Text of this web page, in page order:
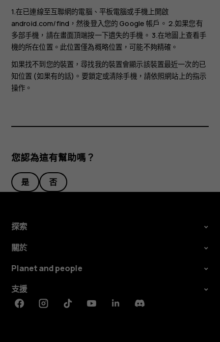
1.在已連線至互聯網的電腦、平板電腦或手機上開啟
android.com/find，然後登入您的 Google 帳戶。 2.如果您有
多部手機，請在畫面頂端按一下遺失的手機。 3.在地圖上查看手
機的所在位置。此位置僅為概略位置，可能不夠精確。
如果找不到您的裝置，尋找我的裝置會顯示該裝置最近一次的已
知位置 (如果有的話)。要鎖定或清除手機，請依照網站上的指示
操作。
您認為這有幫助嗎？
是 否
探索
關於
Planet and people
支援
FacebookInstagramTiktokYoutubeLinkedinDiscord